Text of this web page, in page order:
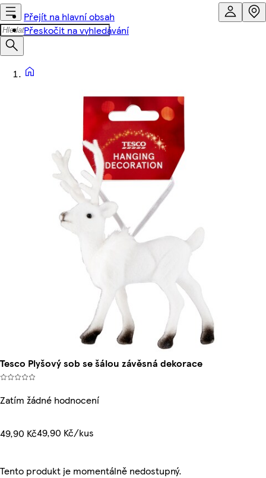
Přejít na hlavní obsah
Přeskočit na vyhledávání
Tesco Plyšový sob se šálou závěsná dekorace
Zatím žádné hodnocení
49,90 Kč49,90 Kč/kus
Tento produkt je momentálně nedostupný.